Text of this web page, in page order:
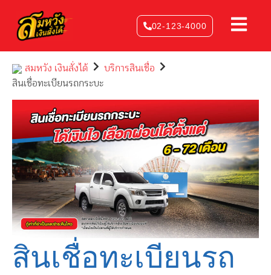
content
02-123-4000
สมหวัง เงินสั่งได้
บริการสินเชื่อ
สินเชื่อทะเบียนรถกระบะ
สินเชื่อทะเบียนรถ